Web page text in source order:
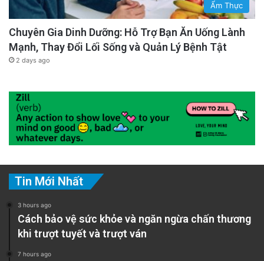
Ẩm Thực
Chuyên Gia Dinh Dưỡng: Hỗ Trợ Bạn Ăn Uống Lành
Mạnh, Thay Đổi Lối Sống và Quản Lý Bệnh Tật
2 days ago
Tin Mới Nhất
3 hours ago
Cách bảo vệ sức khỏe và ngăn ngừa chấn thương
khi trượt tuyết và trượt ván
7 hours ago